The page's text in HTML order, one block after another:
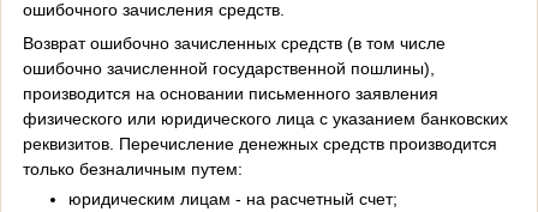
ошибочного зачисления средств.
Возврат ошибочно зачисленных средств (в том числе
ошибочно зачисленной государственной пошлины),
производится на основании письменного заявления
физического или юридического лица с указанием банковских
реквизитов. Перечисление денежных средств производится
только безналичным путем:
юридическим лицам - на расчетный счет;